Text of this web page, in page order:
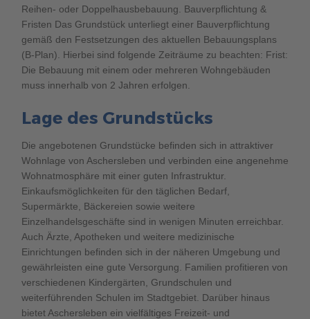
Reihen- oder Doppelhausbebauung. Bauverpflichtung &
Fristen Das Grundstück unterliegt einer Bauverpflichtung
gemäß den Festsetzungen des aktuellen Bebauungsplans
(B-Plan). Hierbei sind folgende Zeiträume zu beachten: Frist:
Die Bebauung mit einem oder mehreren Wohngebäuden
muss innerhalb von 2 Jahren erfolgen.
Lage des Grundstücks
Die angebotenen Grundstücke befinden sich in attraktiver
Wohnlage von Aschersleben und verbinden eine angenehme
Wohnatmosphäre mit einer guten Infrastruktur.
Einkaufsmöglichkeiten für den täglichen Bedarf,
Supermärkte, Bäckereien sowie weitere
Einzelhandelsgeschäfte sind in wenigen Minuten erreichbar.
Auch Ärzte, Apotheken und weitere medizinische
Einrichtungen befinden sich in der näheren Umgebung und
gewährleisten eine gute Versorgung. Familien profitieren von
verschiedenen Kindergärten, Grundschulen und
weiterführenden Schulen im Stadtgebiet. Darüber hinaus
bietet Aschersleben ein vielfältiges Freizeit- und